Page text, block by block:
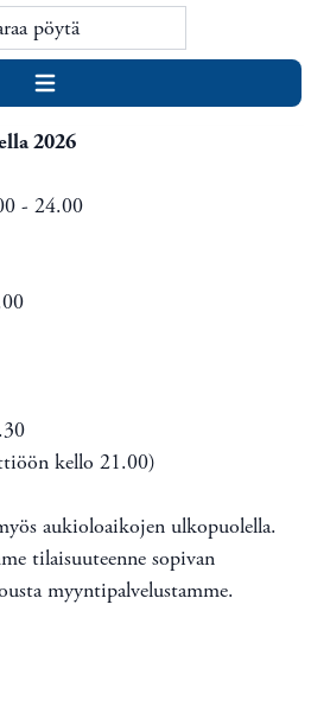
pöytä
Avaa navigointi
2026
- 24.00
kello 21.00)
aukioloaikojen ulkopuolella.
tilaisuuteenne sopivan
myyntipalvelustamme.